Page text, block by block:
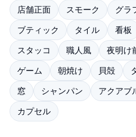
店舗正面 スモーク グラ
ブティック
タイル 看板
スタッコ
職人風 夜明け
ゲーム
朝焼け 貝殻
窓
シャンパン アクアブ
カプセル